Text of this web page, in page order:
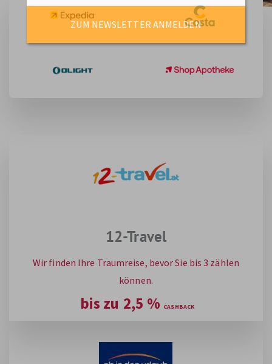
12-Travel
Wir finden Ihre Traumreise, bevor Sie bis 3 zählen
können.
bis zu 2,5 %
ZUM NEWSLETTER ANMELDEN